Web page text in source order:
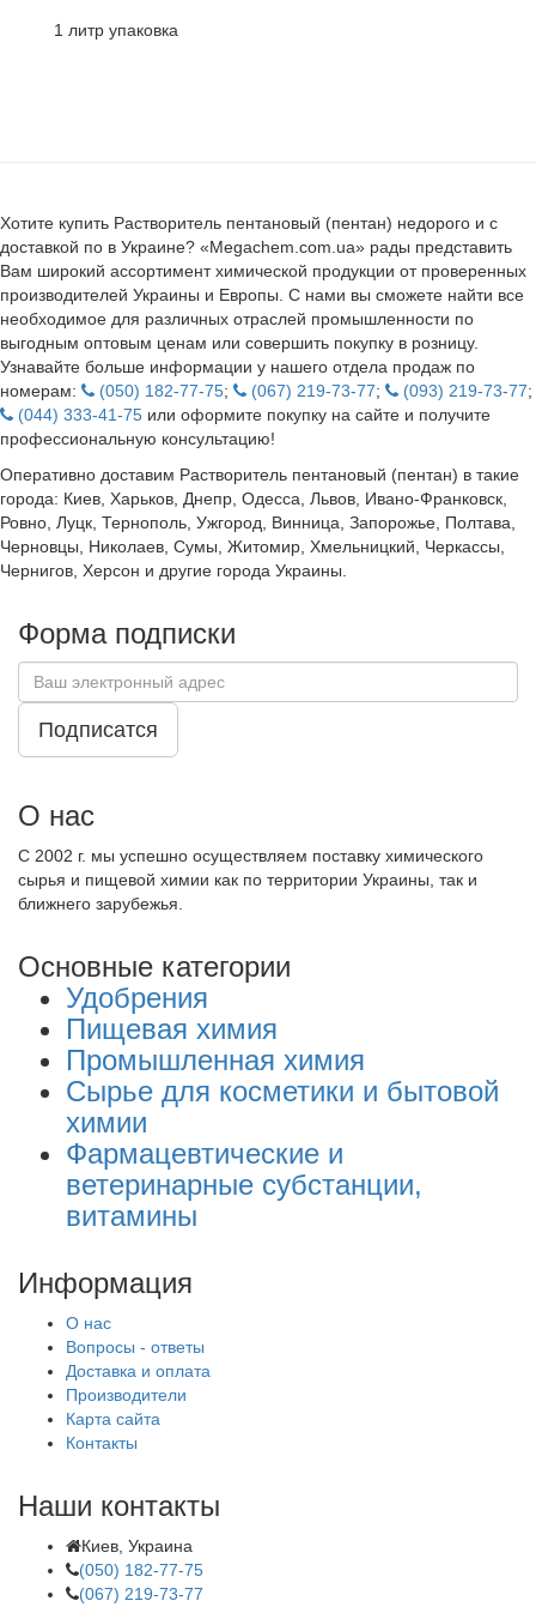
1 литр упаковка
Хотите купить Растворитель пентановый (пентан) недорого и с
доставкой по в Украине? «Megachem.com.ua» рады представить
Вам широкий ассортимент химической продукции от проверенных
производителей Украины и Европы. С нами вы сможете найти все
необходимое для различных отраслей промышленности по
выгодным оптовым ценам или совершить покупку в розницу.
Узнавайте больше информации у нашего отдела продаж по
номерам:
(050) 182-77-75; (067) 219-73-77; (093) 219-73-77;
(044) 333-41-75 или оформите покупку на сайте и получите
профессиональную консультацию!
Оперативно доставим Растворитель пентановый (пентан) в такие
города: Киев, Харьков, Днепр, Одесса, Львов, Ивано-Франковск,
Ровно, Луцк, Тернополь, Ужгород, Винница, Запорожье, Полтава,
Черновцы, Николаев, Сумы, Житомир, Хмельницкий, Черкассы,
Чернигов, Херсон и другие города Украины.
Форма подписки
Подписатся
О нас
С 2002 г. мы успешно осуществляем поставку химического
сырья и пищевой химии как по территории Украины, так и
ближнего зарубежья.
Основные категории
Удобрения
Пищевая химия
Промышленная химия
Сырье для косметики и бытовой
химии
Фармацевтические и
ветеринарные субстанции,
витамины
Информация
О нас
Вопросы - ответы
Доставка и оплата
Производители
Карта сайта
Контакты
Наши контакты
Киев, Украина
(050) 182-77-75
(067) 219-73-77